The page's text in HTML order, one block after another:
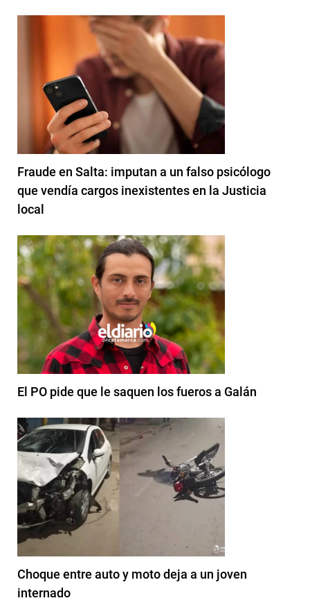
Fraude en Salta: imputan a un falso psicólogo
que vendía cargos inexistentes en la Justicia
local
El PO pide que le saquen los fueros a Galán
Choque entre auto y moto deja a un joven
internado